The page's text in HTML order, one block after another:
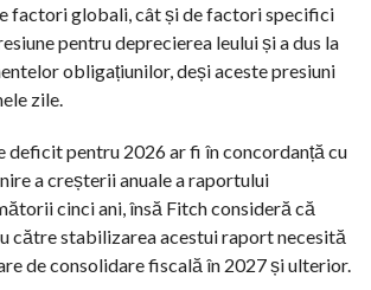
factori globali, cât și de factori specifici
pentru deprecierea leului și a dus la
obligațiunilor, deși aceste presiuni
zile.
deficit pentru 2026 ar fi în concordanță cu
a creșterii anuale a raportului
cinci ani, însă Fitch consideră că
către stabilizarea acestui raport necesită
de consolidare fiscală în 2027 și ulterior.